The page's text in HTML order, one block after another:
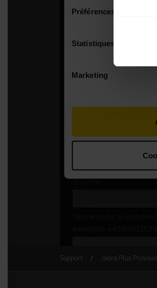
Support Jabra Plus